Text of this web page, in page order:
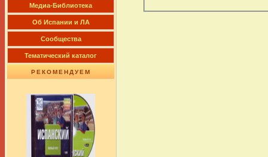
Медиа-Библиотека
Об Испании и ЛА
Сообщества
Тематический каталог
РЕКОМЕНДУЕМ